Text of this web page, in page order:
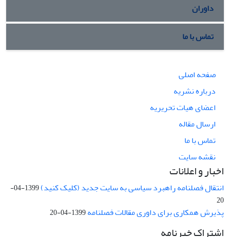
داوران
تماس با ما
صفحه اصلی
درباره نشریه
اعضای هیات تحریریه
ارسال مقاله
تماس با ما
نقشه سایت
اخبار و اعلانات
انتقال فصلنامه راهبرد سیاسی به سایت جدید (کلیک کنید)
1399-04-
20
پذیرش همکاری برای داوری مقالات فصلنامه1399-04-20
اشتراک خبرنامه